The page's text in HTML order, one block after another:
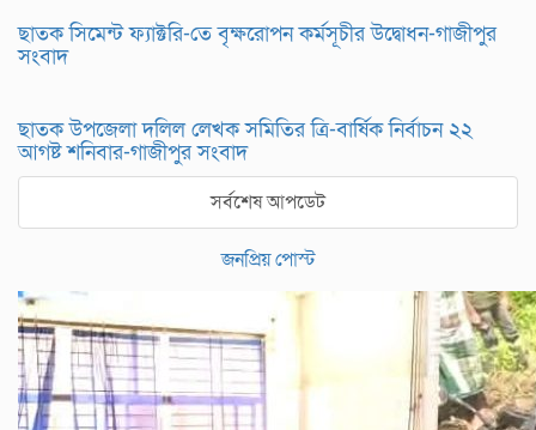
ছাতক সিমেন্ট ফ্যাক্টরি-তে বৃক্ষরোপন কর্মসূচীর উদ্বোধন-গাজীপুর
সংবাদ
ছাতক উপজেলা দলিল লেখক সমিতির ত্রি-বার্ষিক নির্বাচন ২২
আগষ্ট শনিবার-গাজীপুর সংবাদ
সর্বশেষ আপডেট
জনপ্রিয় পোস্ট